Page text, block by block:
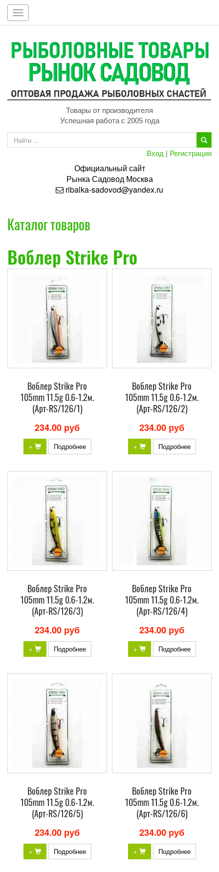
Toggle
navigation
Товары от производителя
Успешная работа с 2005 года
Вход | Регистрация
Официальный сайт
РынкаСадовод Москва
ribalka-sadovod@yandex.ru
Каталог товаров
Воблер Strike Pro
Воблер Strike Pro
105mm 11.5g 0.6-1.2м.
(Арт-RS/126/1)
234.00 руб
+ Подробнее
Воблер Strike Pro
105mm 11.5g 0.6-1.2м.
(Арт-RS/126/2)
234.00 руб
+ Подробнее
Воблер Strike Pro
105mm 11.5g 0.6-1.2м.
(Арт-RS/126/3)
234.00 руб
+ Подробнее
Воблер Strike Pro
105mm 11.5g 0.6-1.2м.
(Арт-RS/126/4)
234.00 руб
+ Подробнее
Воблер Strike Pro
105mm 11.5g 0.6-1.2м.
(Арт-RS/126/5)
234.00 руб
+ Подробнее
Воблер Strike Pro
105mm 11.5g 0.6-1.2м.
(Арт-RS/126/6)
234.00 руб
+ Подробнее